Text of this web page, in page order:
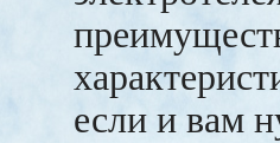
если и вам